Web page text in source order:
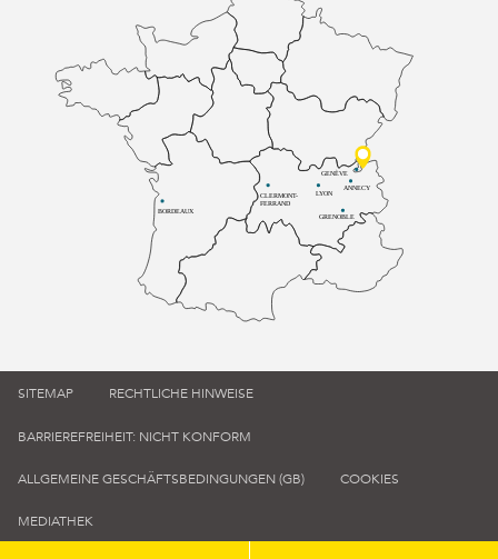
BORDEAUX
CLERMONT-
FERRAND
LYON
ANNECY
GRENOBLE
GENÈVE
SITEMAP RECHTLICHE HINWEISE
BARRIEREFREIHEIT: NICHT KONFORM
ALLGEMEINE GESCHÄFTSBEDINGUNGEN (GB) COOKIES
MEDIATHEK